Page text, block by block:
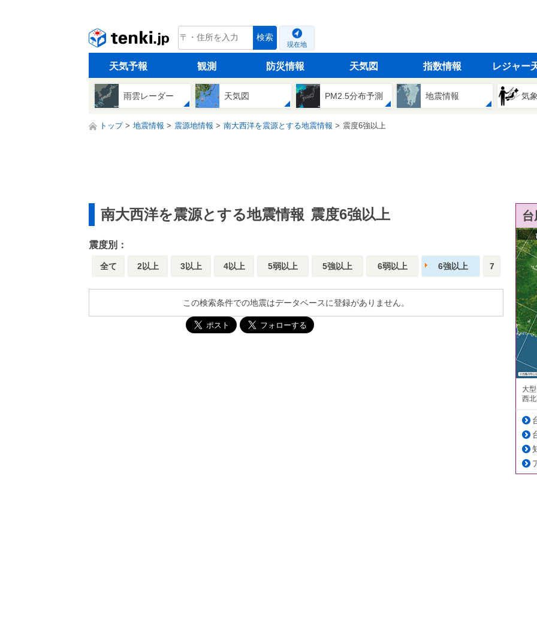
tenki.jp 検索
現在地
天気予報 観測 防災情報 天気図 指数情報 レジャー
雨雲レーダー 天気図 PM2.5分布予測 地震情報 気
トップ 地震情報 震源地情報 南大西洋を震源とする地震情報 震度6強以上
南大西洋を震源とする地震情報 震度6強以上
震度別：
全て 2以上 3以上 4以上 5弱以上 5強以上 6弱以上 6強以上 7
この検索条件での地震はデータベースに登録がありません。
大
西